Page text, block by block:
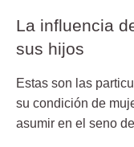
La influencia
sus hijos
Estas son las
su condición de
asumir en el seno